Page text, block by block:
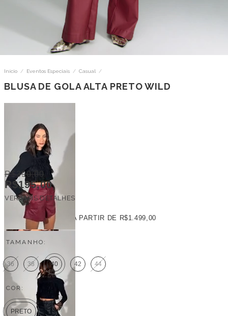
Início / Eventos Especiais / Casual /
BLUSA DE GOLA ALTA PRETO WILD
R$390,00
R$195,00
VER MAIS DETALHES
FRETE GRÁTIS A PARTIR DE R$1.499,00
TAMANHO:
36 38 40 42 44
COR:
PRETO